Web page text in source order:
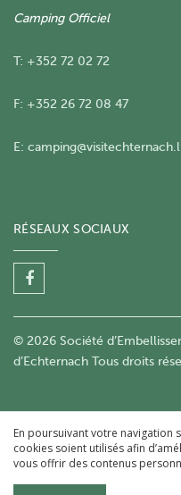
Camping Officiel
T: +352 72 02 72
F: +352 26 72 08 47
E:
RÉSEAUX SOCIAUX
© 2026 Société
d’Echternach Tous droits
En poursuivant votre navigation
cookies soient utilisés afin
vous offrir des contenus